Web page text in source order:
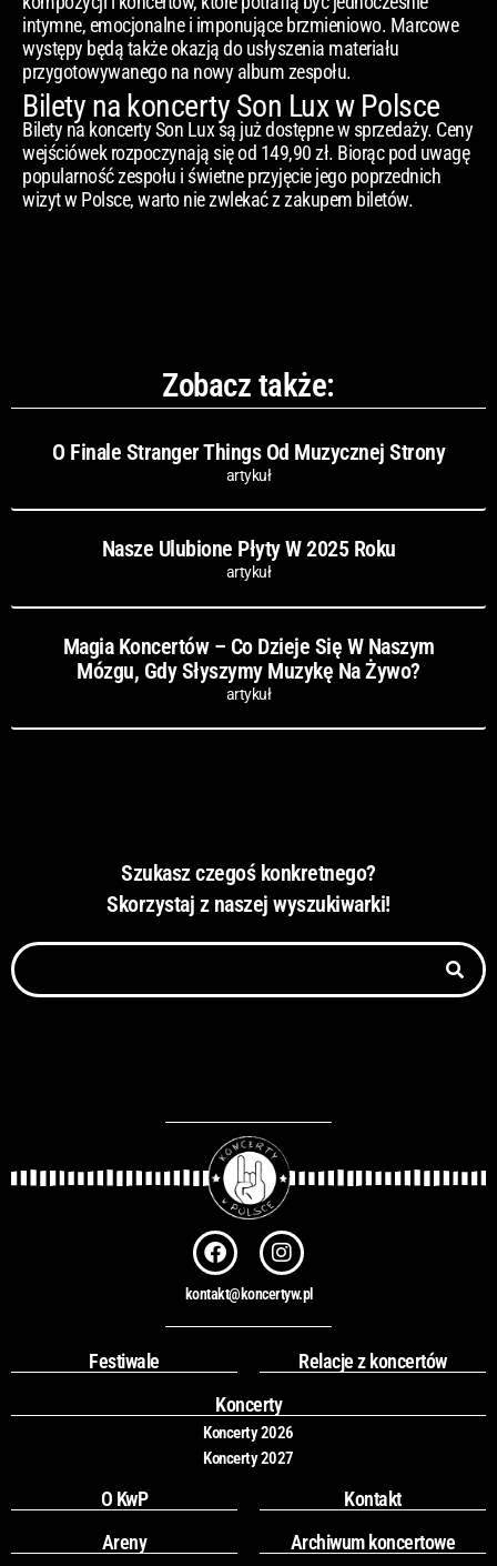
intymne, emocjonalne i imponujące brzmieniowo. Marcowe
występy będą także okazją do usłyszenia materiału
przygotowywanego na nowy album zespołu.
Bilety na koncerty Son Lux w Polsce
Bilety na koncerty Son Lux są już dostępne w sprzedaży. Ceny
wejściówek rozpoczynają się od 149,90 zł. Biorąc pod uwagę
popularność zespołu i świetne przyjęcie jego poprzednich
wizyt w Polsce, warto nie zwlekać z zakupem biletów.
Zobacz także:
O Finale Stranger Things Od Muzycznej Strony
artykuł
Nasze Ulubione Płyty W 2025 Roku
artykuł
Magia Koncertów – Co Dzieje Się W Naszym
Mózgu, Gdy Słyszymy Muzykę Na Żywo?
artykuł
Szukasz czegoś konkretnego?
Skorzystaj z naszej wyszukiwarki!
Szukaj
F
a
c
e
b
o
k
I
n
s
t
a
r
a
m
kontakt@koncertyw.pl
Festiwale
Relacje z koncertów
Koncerty
Koncerty 2026
Koncerty 2027
O KwP
Kontakt
Areny
Archiwum koncertowe